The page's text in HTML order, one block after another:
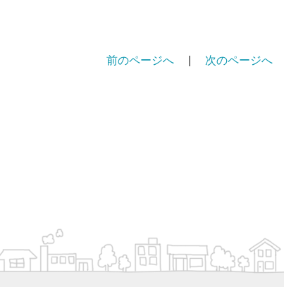
前のページへ 次のページへ